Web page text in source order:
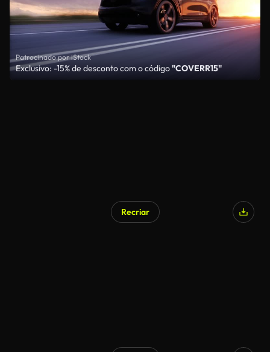
Patrocinado por iStock
Exclusivo: -15% de desconto com o código"COVERR15"
Recriar